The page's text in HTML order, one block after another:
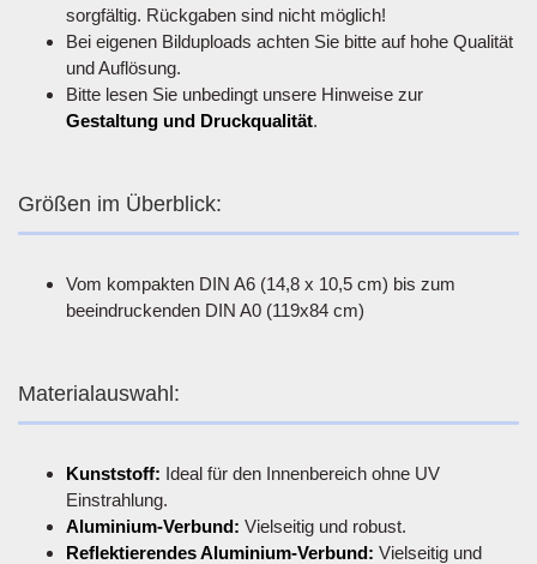
sorgfältig. Rückgaben sind nicht möglich!
Bei eigenen Bilduploads achten Sie bitte auf hohe Qualität
und Auflösung.
Bitte lesen Sie unbedingt unsere Hinweise zur
Gestaltung und Druckqualität.
Größen im Überblick:
Vom kompakten DIN A6 (14,8 x 10,5 cm) bis zum
beeindruckenden DIN A0 (119x84 cm)
Materialauswahl:
Kunststoff: Ideal für den Innenbereich ohne UV
Einstrahlung.
Aluminium-Verbund: Vielseitig und robust.
Reflektierendes Aluminium-Verbund: Vielseitig und